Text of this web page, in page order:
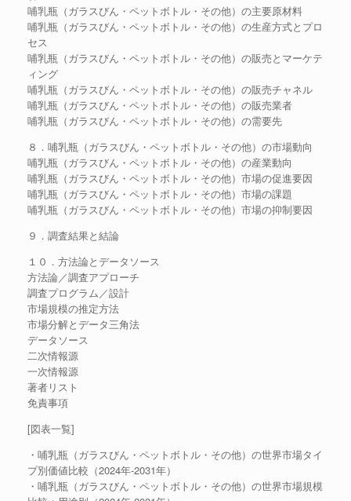
哺乳瓶（ガラスびん・ペットボトル・その他）の主要原材料
哺乳瓶（ガラスびん・ペットボトル・その他）の生産方式とプロ
セス
哺乳瓶（ガラスびん・ペットボトル・その他）の販売とマーケテ
ィング
哺乳瓶（ガラスびん・ペットボトル・その他）の販売チャネル
哺乳瓶（ガラスびん・ペットボトル・その他）の販売業者
哺乳瓶（ガラスびん・ペットボトル・その他）の需要先
８．哺乳瓶（ガラスびん・ペットボトル・その他）の市場動向
哺乳瓶（ガラスびん・ペットボトル・その他）の産業動向
哺乳瓶（ガラスびん・ペットボトル・その他）市場の促進要因
哺乳瓶（ガラスびん・ペットボトル・その他）市場の課題
哺乳瓶（ガラスびん・ペットボトル・その他）市場の抑制要因
９．調査結果と結論
１０．方法論とデータソース
方法論／調査アプローチ
調査プログラム／設計
市場規模の推定方法
市場分解とデータ三角法
データソース
二次情報源
一次情報源
著者リスト
免責事項
[図表一覧]
・哺乳瓶（ガラスびん・ペットボトル・その他）の世界市場タイ
プ別価値比較（2024年-2031年）
・哺乳瓶（ガラスびん・ペットボトル・その他）の世界市場規模